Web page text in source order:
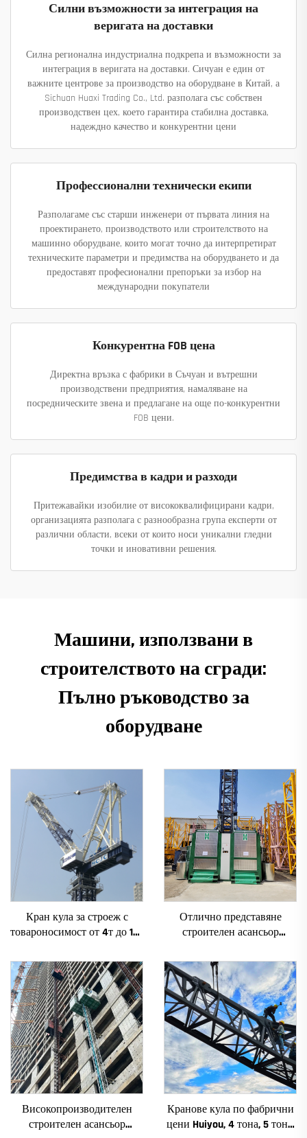
Силни възможности за интеграция на
веригата на доставки
Силна регионална индустриална подкрепа и възможности за
интеграция в веригата на доставки. Сичуан е един от
важните центрове за производство на оборудване в Китай, а
Sichuan Huaxi Trading Co., Ltd. разполага със собствен
производствен цех, което гарантира стабилна доставка,
надеждно качество и конкурентни цени
Профессионални технически екипи
Разполагаме със старши инженери от първата линия на
проектирането, производството или строителството на
машинно оборудване, които могат точно да интерпретират
техническите параметри и предимства на оборудването и да
предоставят професионални препоръки за избор на
международни покупатели
Конкурентна FOB цена
Директна връзка с фабрики в Съчуан и вътрешни
производствени предприятия, намаляване на
посредническите звена и предлагане на още по-конкурентни
FOB цени.
Предимства в кадри и разходи
Притежавайки изобилие от висококвалифицирани кадри,
организацията разполага с разнообразна група експерти от
различни области, всеки от които носи уникални гледни
точки и иновативни решения.
Машини, използвани в
строителството на сгради:
Пълно ръководство за
оборудване
Кран кула за строеж с
товароносимост от 4т до 12т
зъбно колело, мотор, лагер,
основни компоненти
Отлично представяне
строителен асансьор
асансьорни шахти за Алжир
Високопроизводителен
строителен асансьор
Кранове кула по фабрични
цени Huiyou, 4 тона, 5 тона,